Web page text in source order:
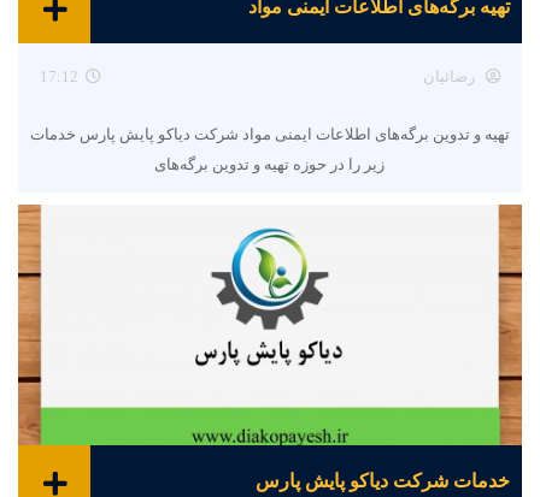
تهیه برگه‌های اطلاعات ایمنی مواد
رضائیان 17:12
تهیه و تدوین برگه‌های اطلاعات ایمنی مواد شرکت دیاکو پایش پارس خدمات
زیر را در حوزه تهیه و تدوین برگه‌های
خدمات شرکت دیاکو پایش پارس